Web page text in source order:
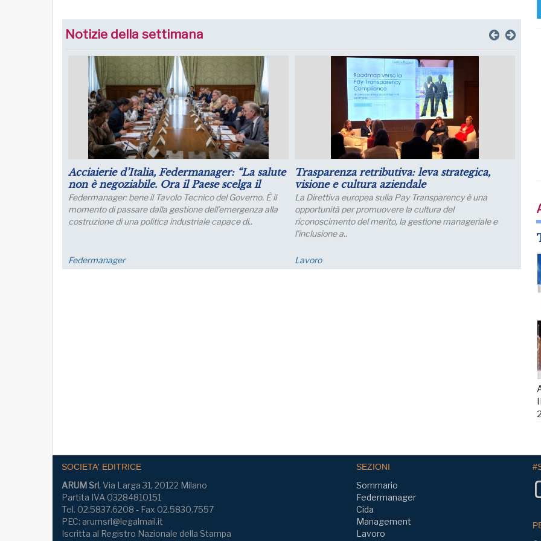
Notizie della settimana
Acciaierie d’Italia, Federmanager: “La salute
non è negoziabile. Ora il Paese scelga il
proprio futuro industriale”
Federmanager: bene il Tavolo Tecnico del Governo. È il
momento di passare dalla gestione dell’emergenza alla
costruzione di una politica industriale capace di..
Federmanager
Trasparenza retributiva: leva strategica,
visione e cultura aziendale
La Direttiva europea sulla Pay Transparency è una
opportunità per promuovere la cultura del
riconoscimento del merito, la gestione manageriale e
l'inclusione a..
Puntare
Lo sviluppo di
collegamento
SOCIETA' EDITRICE
ARUM Srl, Via Larga 31, 20122 Milano
Partita IVA 03284810151
Tel. 02.5837.6208 - Fax 02.5830.7557
PEC: arumsrl@legalmail.it
Iscritta al Registro Nazionale della Stampa
SEZIONI
Sommario
Federmanager
Cida
Management
Lavoro